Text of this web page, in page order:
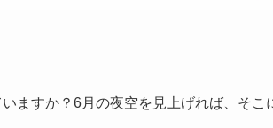
ますか？6月の夜空を見上げれば、そこ